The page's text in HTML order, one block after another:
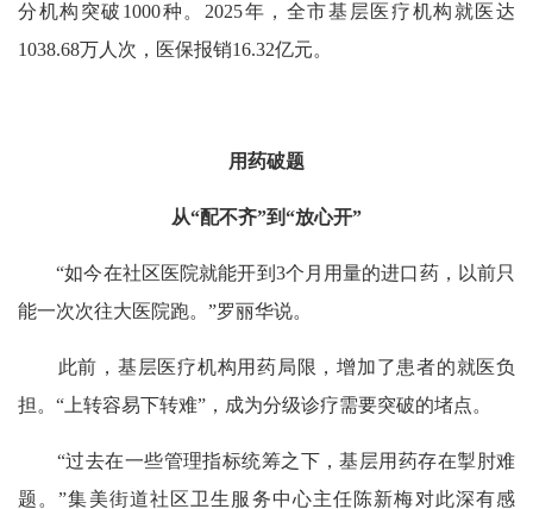
分机构突破1000种。2025年，全市基层医疗机构就医达
1038.68万人次，医保报销16.32亿元。
用药破题
从“配不齐”到“放心开”
“如今在社区医院就能开到3个月用量的进口药，以前只
能一次次往大医院跑。”罗丽华说。
此前，基层医疗机构用药局限，增加了患者的就医负
担。“上转容易下转难”，成为分级诊疗需要突破的堵点。
“过去在一些管理指标统筹之下，基层用药存在掣肘难
题。”集美街道社区卫生服务中心主任陈新梅对此深有感